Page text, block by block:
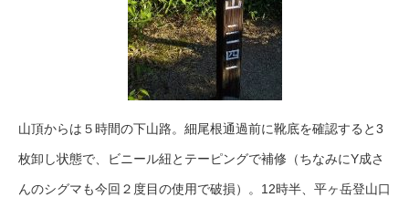
山頂からは５時間の下山路。細尾根通過前に靴底を確認すると3
枚卸し状態で、ビニール紐とテーピングで補修（ちなみにY成さ
んのシグマも今回２度目の使用で破損）。12時半、平ヶ岳登山口